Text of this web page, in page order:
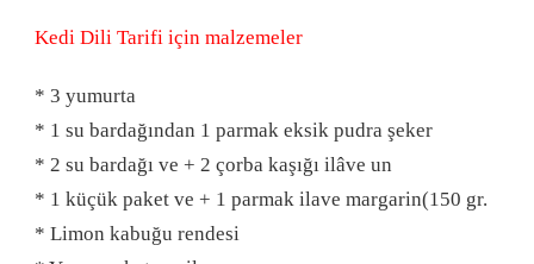
Kedi Dili Tarifi için malzemeler
* 3 yumurta
* 1 su bardağından 1 parmak eksik pudra şeker
* 2 su bardağı ve + 2 çorba kaşığı ilâve un
* 1 küçük paket ve + 1 parmak ilave margarin(150 gr.
* Limon kabuğu rendesi